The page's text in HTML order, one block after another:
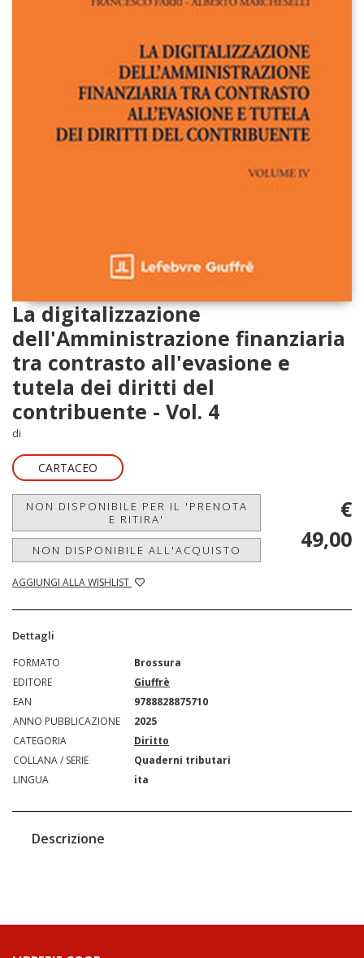
La digitalizzazione
dell'Amministrazione finanziaria
tra contrasto all'evasione e
tutela dei diritti del
contribuente - Vol. 4
di
CARTACEO
NON DISPONIBILE PER IL 'PRENOTA
E RITIRA'
NON DISPONIBILE ALL'ACQUISTO
AGGIUNGI ALLA WISHLIST
€
49,00
Dettagli
FORMATO
Brossura
EDITORE
Giuffrè
EAN
9788828875710
ANNO PUBBLICAZIONE
2025
CATEGORIA
Diritto
COLLANA / SERIE
Quaderni tributari
LINGUA
ita
Descrizione